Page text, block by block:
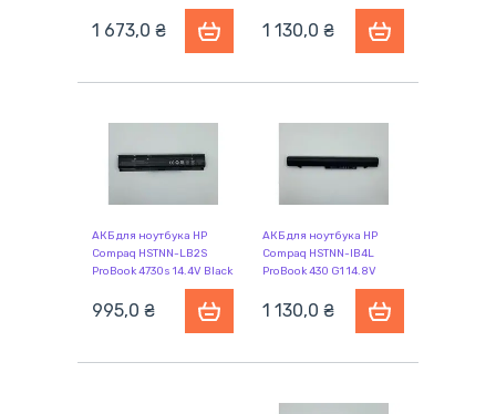
1 673,0 ₴
Black 5200mAh OEM
1 130,0 ₴
АКБ для ноутбука HP
Compaq HSTNN-LB2S
ProBook 4730s 14.4V Black
995,0 ₴
АКБ для ноутбука HP
Compaq HSTNN-IB4L
ProBook 430 G1 14.8V
Black 2600mAh OEM
1 130,0 ₴